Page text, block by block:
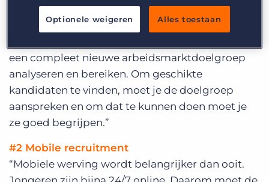
arbeidsmarkt. Generation Z dwingt ons om onze
manier van recruiten te veranderen. We richten
een compleet nieuwe arbeidsmarktdoelgroep
analyseren en bereiken. Om geschikte
kandidaten te vinden, moet je de doelgroep
aanspreken en om dat te kunnen doen moet je
ze goed begrijpen.”
#2 Mobile recruitment
“Mobiele werving wordt belangrijker dan ooit.
Optionele weigeren Alles toestaan